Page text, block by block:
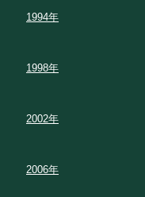
1994年
1998年
2002年
2006年